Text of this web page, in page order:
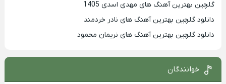
گلچین بهترین آهنگ های مهدی اسدی 1405
دانلود گلچین بهترین آهنگ های نادر خردمند
دانلود گلچین بهترین آهنگ های نریمان محمود
خوانندگان